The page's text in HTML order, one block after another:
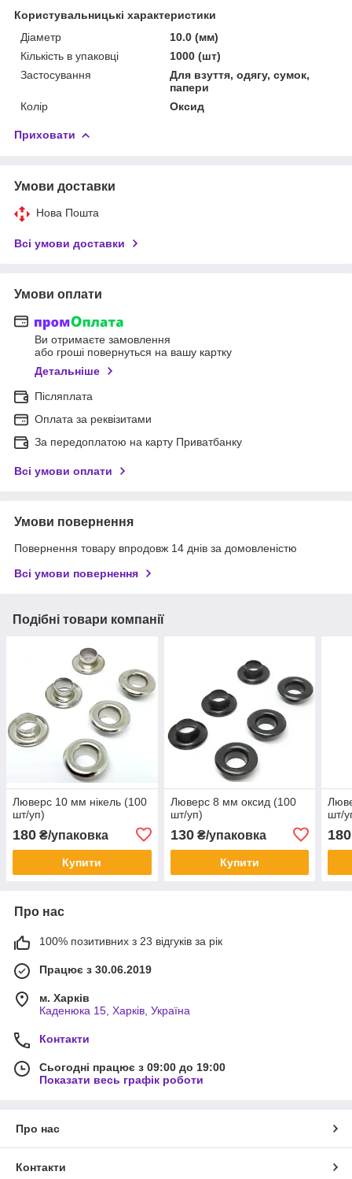
Користувальницькі характеристики
Діаметр
10.0 (мм)
Кількість в упаковці
1000 (шт)
Застосування
Для взуття, одягу, сумок,
папери
Колір
Оксид
Приховати
Умови доставки
Нова Пошта
Всі умови доставки
Умови оплати
Ви отримаєте замовлення
або гроші повернуться на вашу картку
Детальніше
Післяплата
Оплата за реквізитами
За передоплатою на карту Приватбанку
Всі умови оплати
Умови повернення
Повернення товару впродовж 14 днів за домовленістю
Всі умови повернення
Подібні товари компанії
Люверс 10 мм нікель (100
шт/уп)
180 ₴/упаковка
Купити
Люверс 8 мм оксид (100
шт/уп)
130₴/упаковка
Купити
шт/
180
Про нас
100% позитивних з 23 відгуків за рік
Працює з 30.06.2019
м. Харків
Каденюка 15, Харків, Україна
Контакти
Сьогодні працює з 09:00 до 19:00
Показати весь графік роботи
Про нас
Контакти